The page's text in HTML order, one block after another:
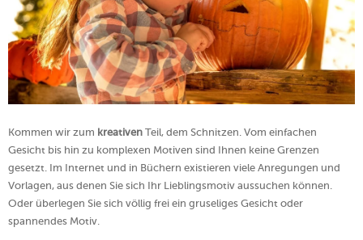
Kommen wir zum kreativen Teil, dem Schnitzen. Vom einfachen
Gesicht bis hin zu komplexen Motiven sind Ihnen keine Grenzen
gesetzt. Im Internet und in Büchern existieren viele Anregungen und
Vorlagen, aus denen Sie sich Ihr Lieblingsmotiv aussuchen können.
Oder überlegen Sie sich völlig frei ein gruseliges Gesicht oder
spannendes Motiv.